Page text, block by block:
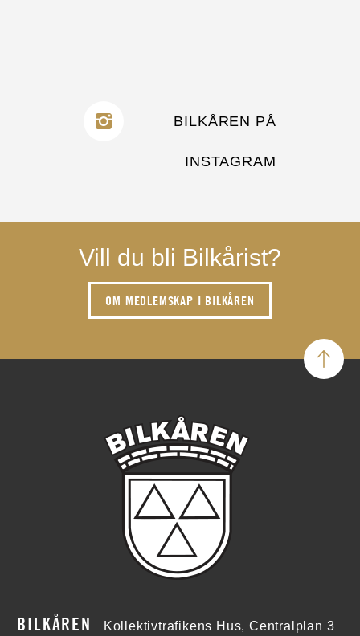
BILKÅREN PÅ
INSTAGRAM
Vill du bli Bilkårist?
OM MEDLEMSKAP I BILKÅREN
BILKÅREN Kollektivtrafikens Hus, Centralplan 3